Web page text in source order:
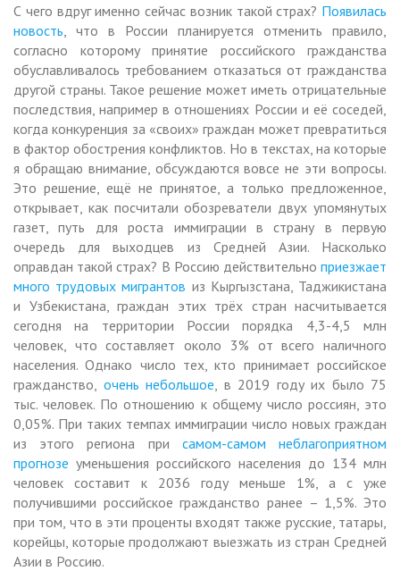
С чего вдруг именно сейчас возник такой страх? Появилась
новость , что в России планируется отменить правило,
согласно которому принятие российского гражданства
обуславливалось требованием отказаться от гражданства
другой страны. Такое решение может иметь отрицательные
последствия, например в отношениях России и её соседей,
когда конкуренция за «своих» граждан может превратиться
в фактор обострения конфликтов. Но в текстах, на которые
я обращаю внимание, обсуждаются вовсе не эти вопросы.
Это решение, ещё не принятое, а только предложенное,
открывает, как посчитали обозреватели двух упомянутых
газет, путь для роста иммиграции в страну в первую
очередь для выходцев из Средней Азии. Насколько
оправдан такой страх? В Россию действительно приезжает
много трудовых мигрантов из Кыргызстана, Таджикистана
и Узбекистана, граждан этих трёх стран насчитывается
сегодня на территории России порядка 4,3-4,5 млн
человек, что составляет около 3% от всего наличного
населения. Однако число тех, кто принимает российское
гражданство, очень небольшое , в 2019 году их было 75
тыс. человек. По отношению к общему число россиян, это
0,05%. При таких темпах иммиграции число новых граждан
из этого региона при самом-самом неблагоприятном
прогнозе уменьшения российского населения до 134 млн
человек составит к 2036 году меньше 1%, а с уже
получившими российское гражданство ранее – 1,5%. Это
при том, что в эти проценты входят также русские, татары,
корейцы, которые продолжают выезжать из стран Средней
Азии в Россию.